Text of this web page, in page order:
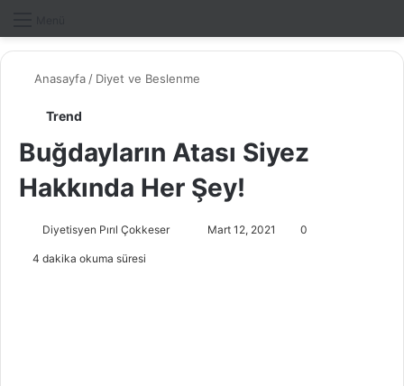
Anasayfa / Diyet ve Beslenme
Trend
Buğdayların Atası Siyez
Hakkında Her Şey!
Diyetisyen Pırıl Çokkeser Mart 12, 2021 0
4 dakika okuma süresi